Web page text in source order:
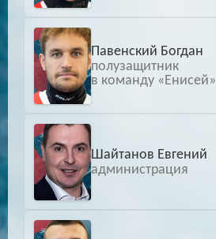
Павенский Богдан
полузащитник
в команду «Енисей»
Шайтанов Евгений
администрация